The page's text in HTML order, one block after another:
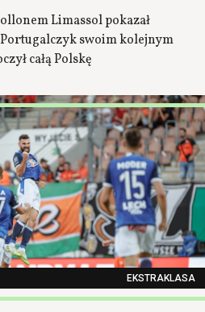
Limassol pokazał
swoim kolejnym
całą Polskę
EKSTRAKLASA